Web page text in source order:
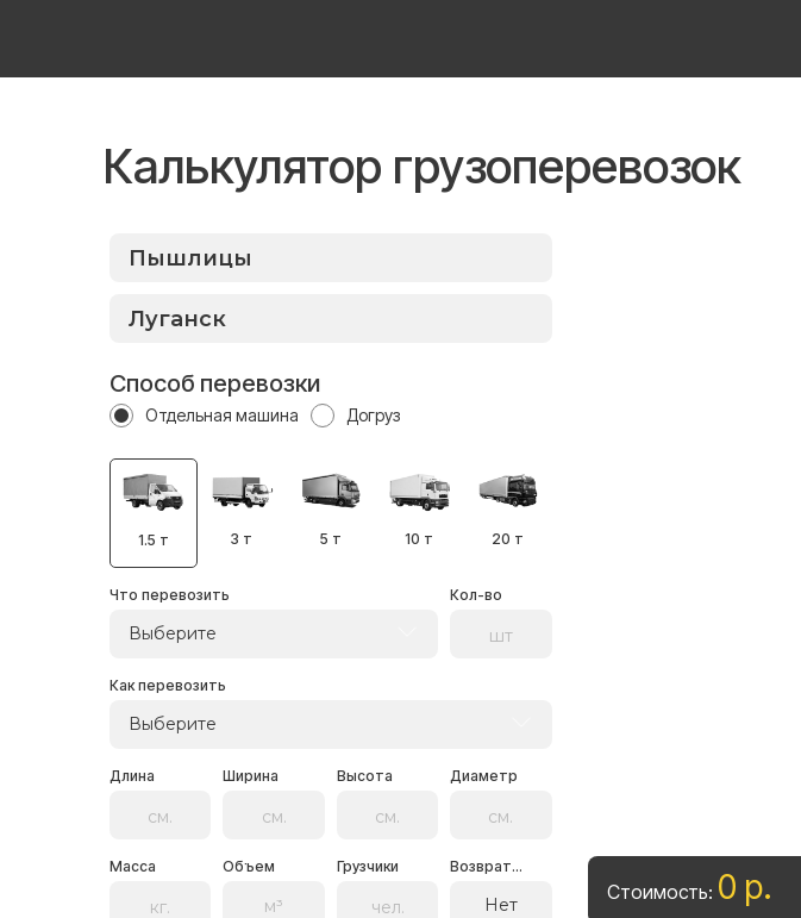
Калькулятор грузоперевозок
Способ перевозки
Отдельная машина Догруз
1.5 т 3 т 5 т 10 т 20 т
Что перевозить
Выберите
Кол-во
Как перевозить
Выберите
Длина Ширина Высота Диаметр
Масса Объем Грузчики Возврат...
Нет
Стоимость: 0 р.